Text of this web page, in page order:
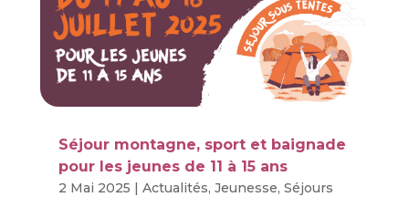
Séjour montagne, sport et baignade
pour les jeunes de 11 à 15 ans
2 Mai 2025 | Actualités, Jeunesse, Séjours